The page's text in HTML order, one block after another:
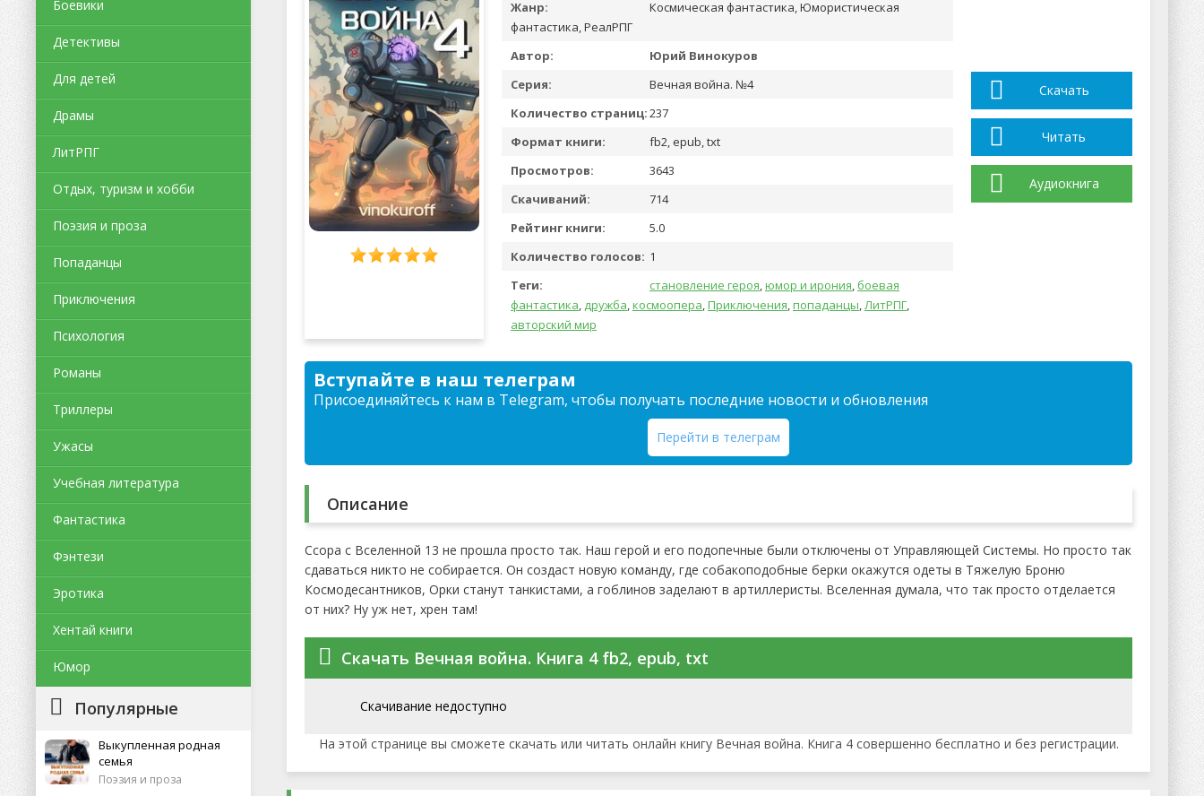
Боевики
Детективы
Для детей
Драмы
ЛитРПГ
Отдых, туризм и хобби
Поэзия и проза
Попаданцы
Приключения
Психология
Романы
Триллеры
Ужасы
Учебная литература
Фантастика
Фэнтези
Эротика
Хентай книги
Юмор
Популярные
Выкупленная родная
семья
Поэзия и проза
Жанр:
Космическая фантастика, Юмористическая
фантастика, РеалРПГ
Автор:
Юрий Винокуров
Серия:
Вечная война. №4
Количество страниц:237
Формат книги:
fb2, epub, txt
Просмотров:
3643
Скачиваний:
714
Рейтинг книги:
5.0
Количество голосов: 1
Теги:
становление героя,юмор и ирония, боевая
фантастика, дружба,космоопера,Приключения,попаданцы,ЛитРПГ,
авторский мир
Скачать
Читать
Аудиокнига
Вступайте в наш телеграм
Присоединяйтесь к нам в Telegram, чтобы получать последние новости и обновления
Перейти в телеграм
Описание
Ссора с Вселенной 13 не прошла просто так. Наш герой и его подопечные были отключены от Управляющей Системы. Но просто так
сдаваться никто не собирается. Он создаст новую команду, где собакоподобные берки окажутся одеты в Тяжелую Броню
Космодесантников, Орки станут танкистами, а гоблинов заделают в артиллеристы. Вселенная думала, что так просто отделается
от них? Ну уж нет, хрен там!
Скачать Вечная война. Книга 4 fb2, epub, txt
Скачивание недоступно
На этой странице вы сможете скачать или читать онлайн книгу Вечная война. Книга 4 совершенно бесплатно и без регистрации.